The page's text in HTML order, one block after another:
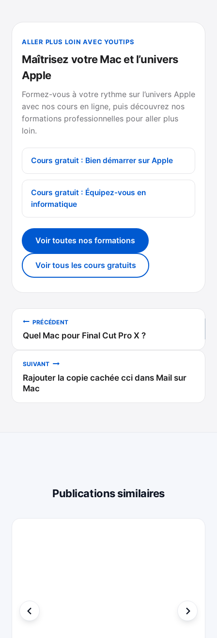
ALLER PLUS LOIN AVEC YOUTIPS
Maîtrisez votre Mac et l’univers
Apple
Formez-vous à votre rythme sur l’univers Apple
avec nos cours en ligne, puis découvrez nos
formations professionnelles pour aller plus
loin.
Cours gratuit : Bien démarrer sur Apple
Cours gratuit : Équipez-vous en
informatique
Voir toutes nos formations
Voir tous les cours gratuits
Navigation
de
l’article
PRÉCÉDENT
Quel Mac pour Final Cut Pro X ?
SUIVANT
Rajouter la copie cachée cci dans Mail sur
Mac
Publications similaires